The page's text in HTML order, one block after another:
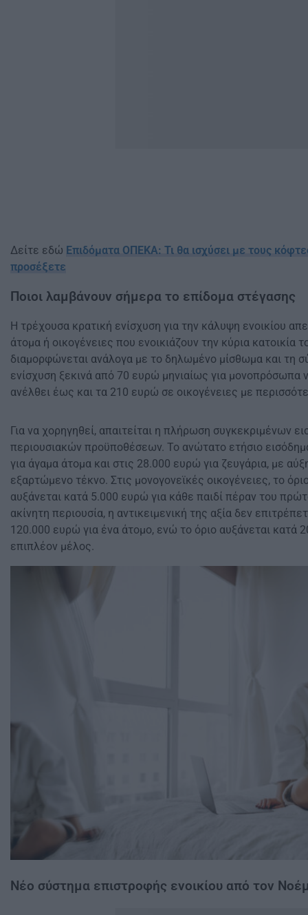
Δείτε εδώ Επιδόματα ΟΠΕΚΑ: Τι θα ισχύσει με τους
προσέξετε
Ποιοι λαμβάνουν σήμερα το επίδομα στέγασης
Η τρέχουσα κρατική ενίσχυση για την κάλυψη ενοικίου
άτομα ή οικογένειες που ενοικιάζουν την κύρια κατοικία
διαμορφώνεται ανάλογα με το δηλωμένο μίσθωμα και τη
ενίσχυση ξεκινά από 70 ευρώ μηνιαίως για μονοπρόσωπα
ανέλθει έως και τα 210 ευρώ σε οικογένειες με
Για να χορηγηθεί, απαιτείται η πλήρωση συγκεκριμένων
περιουσιακών προϋποθέσεων. Το ανώτατο ετήσιο
για άγαμα άτομα και στις 28.000 ευρώ για ζευγάρια, με
εξαρτώμενο τέκνο. Στις μονογονεϊκές οικογένειες, το
αυξάνεται κατά 5.000 ευρώ για κάθε παιδί πέραν του
ακίνητη περιουσία, η αντικειμενική της αξία δεν
120.000 ευρώ για ένα άτομο, ενώ το όριο αυξάνεται κατά
επιπλέον μέλος.
Νέο σύστημα επιστροφής ενοικίου από τον